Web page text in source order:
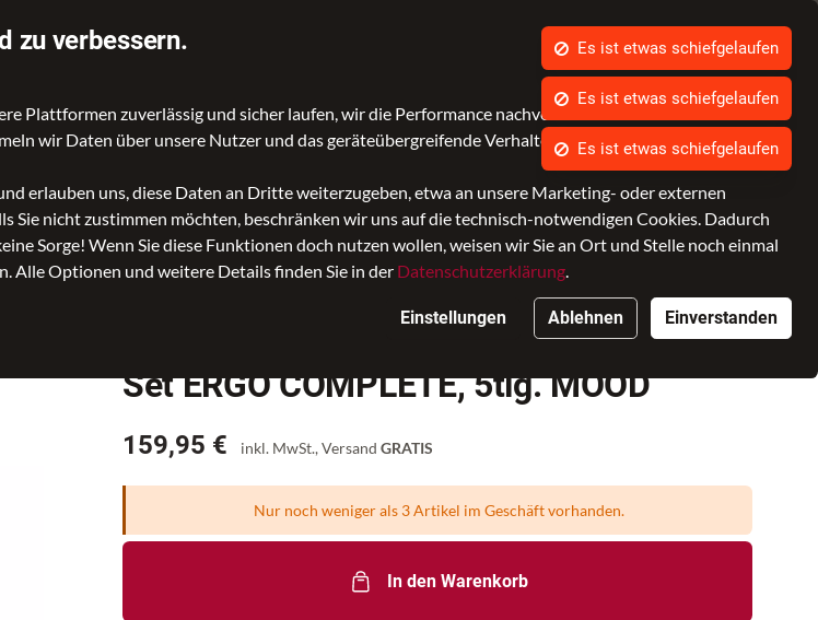
zu verbessern.
Plattformen zuverlässig und sicher laufen, wir die Performance nachvollziehen und Ihnen in Zukunft
wir Daten über unsere Nutzer und das geräteübergreifende Verhalten in Bezug auf unsere Angebote.
erlauben uns, diese Daten an Dritte weiterzugeben, etwa an unsere Marketing- oder externen
Sie nicht zustimmen möchten, beschränken wir uns auf die technisch-notwendigen Cookies. Dadurch
Sorge! Wenn Sie diese Funktionen doch nutzen wollen, weisen wir Sie an Ort und Stelle noch einmal
Alle Optionen und weitere Details finden Sie in der Datenschutzerklärung.
Einstellungen Ablehnen Einverstanden
Mein Konto Wunschliste Warenkorb
und Schulartikel Rucksäcke Accessoires Marken SALE
Set ERGO COMPLETE, 5tlg. MOOD
Preis
159,95 € inkl. MwSt., Versand GRATIS
Nur noch weniger als 3 Artikel im Geschäft vorhanden.
In den Warenkorb